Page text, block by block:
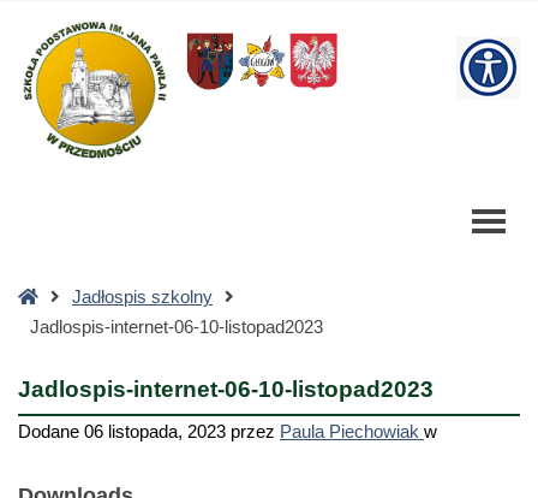
internet-
listopad2023
Strona
główna
Jadłospis szkolny
Jadlospis-internet-06-10-listopad2023
Jadlospis-internet-06-10-listopad2023
Dodane 06 listopada, 2023 przez Paula Piechowiak w